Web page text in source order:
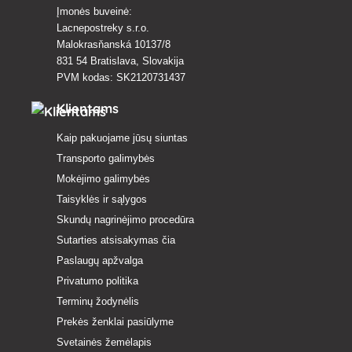
Įmonės buveinė:
Lacnepostreky s.r.o.
Malokrasňanská 10137/8
831 54 Bratislava, Slovakija
PVM kodas: SK2120731437
Klientams
Kaip pakuojame jūsų siuntas
Transporto galimybės
Mokėjimo galimybės
Taisyklės ir sąlygos
Skundų nagrinėjimo procedūra
Sutarties atsisakymas čia
Paslaugų apžvalga
Privatumo politika
Terminų žodynėlis
Prekės ženklai pasiūlyme
Svetainės žemėlapis